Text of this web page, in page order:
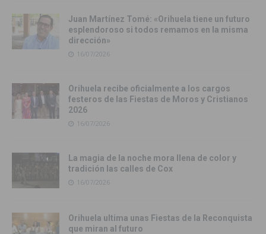
Juan Martínez Tomé: «Orihuela tiene un futuro
esplendoroso si todos remamos en la misma
dirección»
16/07/2026
Orihuela recibe oficialmente a los cargos
festeros de las Fiestas de Moros y Cristianos
2026
16/07/2026
La magia de la noche mora llena de color y
tradición las calles de Cox
16/07/2026
Orihuela ultima unas Fiestas de la Reconquista
que miran al futuro